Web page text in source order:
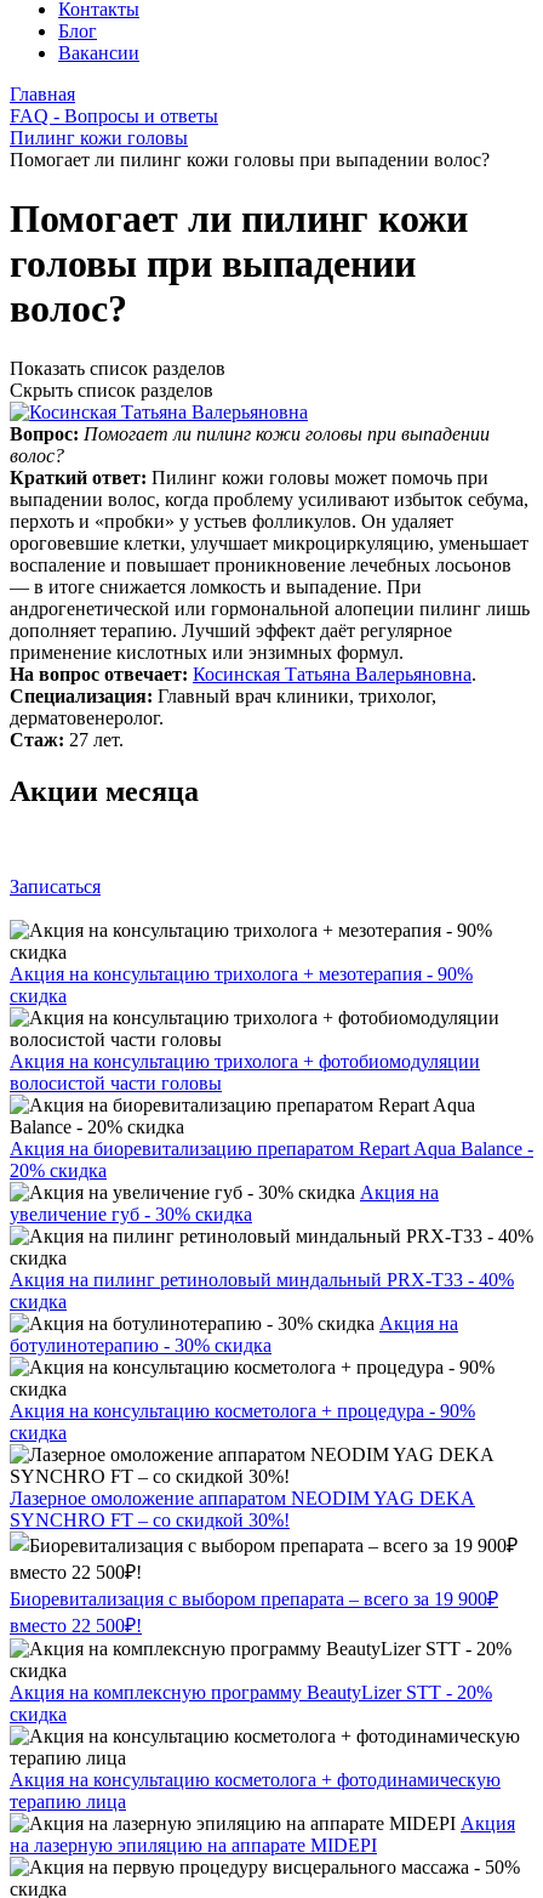
Контакты
Блог
Вакансии
Главная
FAQ - Вопросы и ответы
Пилинг кожи головы
Помогает ли пилинг кожи головы при выпадении волос?
Помогает ли пилинг кожи
головы при выпадении
волос?
Показать список разделов
Скрыть список разделов
Вопрос: Помогает ли пилинг кожи головы при выпадении
волос?
Краткий ответ: Пилинг кожи головы может помочь при
выпадении волос, когда проблему усиливают избыток себума,
перхоть и «пробки» у устьев фолликулов. Он удаляет
ороговевшие клетки, улучшает микроциркуляцию, уменьшает
воспаление и повышает проникновение лечебных лосьонов
— в итоге снижается ломкость и выпадение. При
андрогенетической или гормональной алопеции пилинг лишь
дополняет терапию. Лучший эффект даёт регулярное
применение кислотных или энзимных формул.
На вопрос отвечает: Косинская Татьяна Валерьяновна.
Специализация: Главный врач клиники, трихолог,
дерматовенеролог.
Стаж: 27 лет.
Акции месяца
Записаться
Акция на консультацию трихолога + мезотерапия - 90%
скидка
Акция на консультацию трихолога + фотобиомодуляции
волосистой части головы
Акция на биоревитализацию препаратом Repart Aqua Balance -
20% скидка
Акция на
увеличение губ - 30% скидка
Акция на пилинг ретиноловый миндальный PRX-T33 - 40%
скидка
Акция на
ботулинотерапию - 30% скидка
Акция на консультацию косметолога + процедура - 90%
скидка
Лазерное омоложение аппаратом NEODIM YAG DEKA
SYNCHRO FT – со скидкой 30%!
Биоревитализация с выбором препарата – всего за 19 900₽
вместо 22 500₽!
Акция на комплексную программу BeautyLizer STT - 20%
скидка
Акция на консультацию косметолога + фотодинамическую
терапию лица
Акция
на лазерную эпиляцию на аппарате MIDEPI